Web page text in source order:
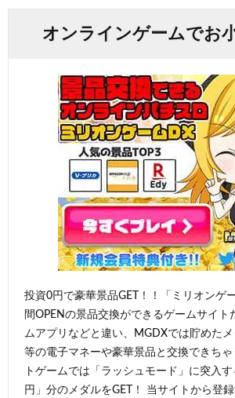
オンラインゲームでお
投資0円で豪華景品GET！！「ミリオンゲ
間OPENの景品交換ができるゲームサイト
ムアプリなどと違い、MGDXでは貯めたメ
等の電子マネーや豪華景品と交換できち
トゲームでは「ラッシュモード」に突入
円」分のメダルをGET！ 当サイトから登